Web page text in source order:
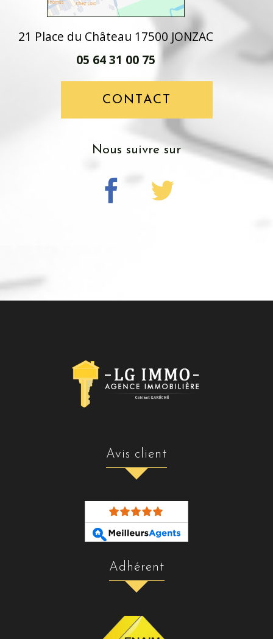
21 Place du Château 17500 JONZAC
05 64 31 00 75
CONTACT
nous suivre sur
avis client
adhérent